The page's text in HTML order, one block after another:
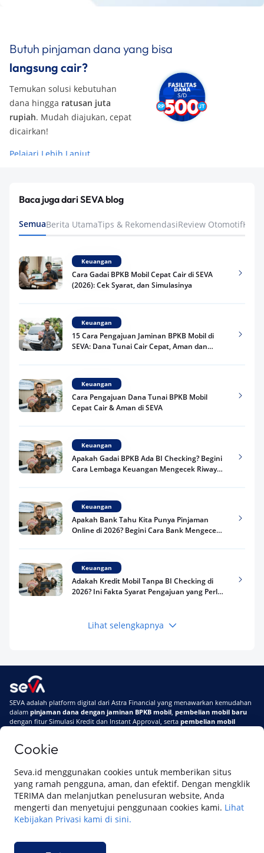
Cookie
Seva.id menggunakan cookies untuk memberikan situs
yang ramah pengguna, aman, dan efektif. Dengan mengklik
TERIMA dan melanjutkan penelusuran website, Anda
mengerti dan menyetujui penggunaan cookies kami. Lihat
Kebijakan Privasi kami di sini.
Butuh pinjaman dana yang bisa
langsung cair?
Temukan solusi kebutuhan
dana hingga ratusan juta
rupiah. Mudah diajukan, cepat
dicairkan!
Pelajari Lebih Lanjut
Baca juga dari SEVA blog
SemuaBerita UtamaTips & RekomendasiReview Otomotif
Keuangan
Cara Gadai BPKB Mobil Cepat Cair di SEVA
(2026): Cek Syarat, dan Simulasinya
Keuangan
15 Cara Pengajuan Jaminan BPKB Mobil di
SEVA: Dana Tunai Cair Cepat, Aman dan
Keuangan
Cara Pengajuan Dana Tunai BPKB Mobil
Cepat Cair & Aman di SEVA
Keuangan
Apakah Gadai BPKB Ada BI Checking? Begini
Cara Lembaga Keuangan Mengecek Riwayat
Keuangan
Apakah Bank Tahu Kita Punya Pinjaman
Online di 2026? Begini Cara Bank Mengecek
Keuangan
Adakah Kredit Mobil Tanpa BI Checking di
2026? Ini Fakta Syarat Pengajuan yang Perlu
Keuangan
Terpercaya
Telat Bayar Pinjol 2 Hari, Apakah Langsung
Masuk BI Checking? Simak Peraturan
Terbarunya di 2026
Lihat selengkapnya
SEVA adalah platform digital dari Astra Financial yang menawarkan kemudahan
dalam pinjaman dana dengan jaminan BPKB mobil, pembelian mobil baru
dengan fitur Simulasi Kredit dan Instant Approval, serta pembelian mobil
Di SEVA #UrusanMobilSegampangItu
Tentang SEVASyarat & Ketentuan
Pemberitahuan Privasi